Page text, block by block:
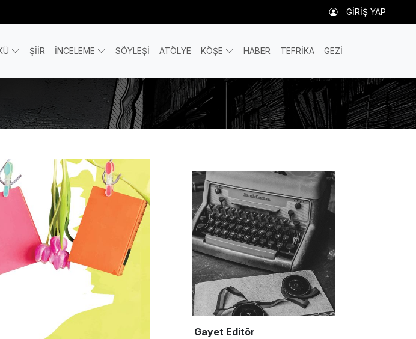
GİRİŞ YAP
ŞİİR İNCELEME SÖYLEŞİ ATÖLYE KÖŞE HABER TEFRİKA GEZİ
Gayet Editör